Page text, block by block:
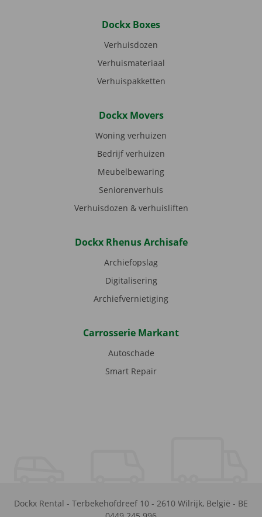
Dockx Boxes
Verhuisdozen
Verhuismateriaal
Verhuispakketten
Dockx Movers
Woning verhuizen
Bedrijf verhuizen
Meubelbewaring
Seniorenverhuis
Verhuisdozen & verhuisliften
Dockx Rhenus Archisafe
Archiefopslag
Digitalisering
Archiefvernietiging
Carrosserie Markant
Autoschade
Smart Repair
Dockx Rental - Terbekehofdreef 10 - 2610 Wilrijk, België - BE